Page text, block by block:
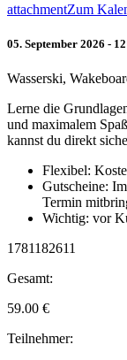
attachmentZum
05. September 2026 -
Wasserski,
Lerne die
und maximalem
kannst du direkt
Flexibel:
Gutscheine:
Termin
Wichtig: vor
1781182611
Gesamt:
59.00 €
Teilnehmer: